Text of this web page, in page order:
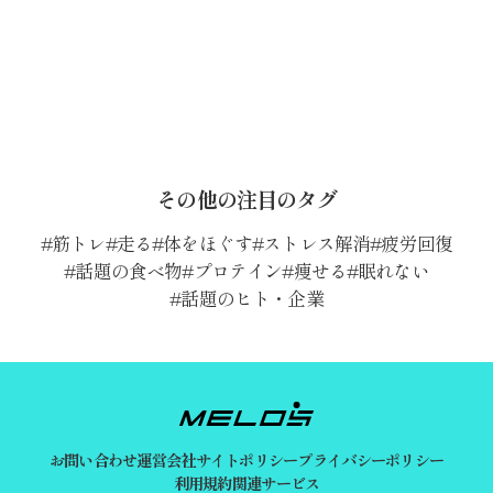
その他の注目のタグ
筋トレ 走る 体をほぐす ストレス解消 疲労回復
話題の食べ物 プロテイン 痩せる 眠れない
話題のヒト・企業
お問い合わせ運営会社サイトポリシープライバシーポリシー
利用規約関連サービス